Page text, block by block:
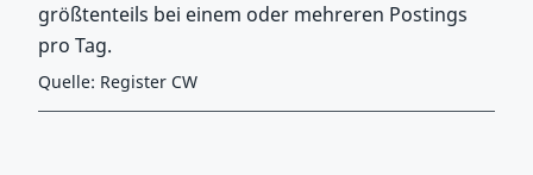
größtenteils bei einem oder mehreren Postings
pro Tag.
Quelle: Register CW